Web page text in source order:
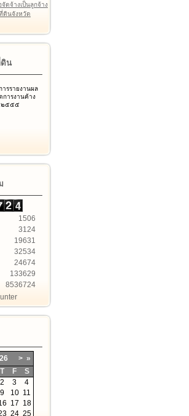
ดจ้างเป็นลูกจ้าง
ดินจังหวัด
ดิน
ารรายงานผล
การงานค้าง
๒๕๕๕
1506
3124
19631
32534
24674
133629
8536724
> »
T F
S
2 3
4
9 10 11
17 18
24 25